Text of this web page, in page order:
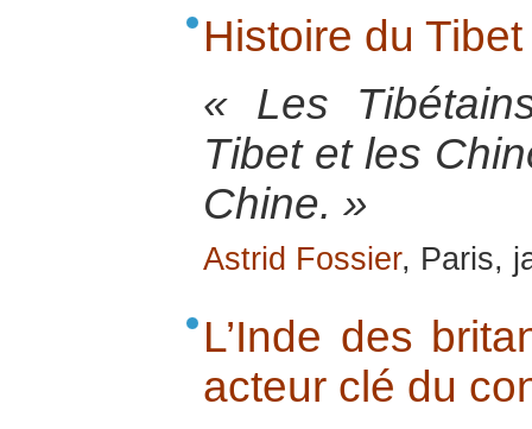
Histoire du Tibet
« Les
Tibet et les
Chine. »
Astrid Fossier, Paris,
L’Inde des
acteur clé du